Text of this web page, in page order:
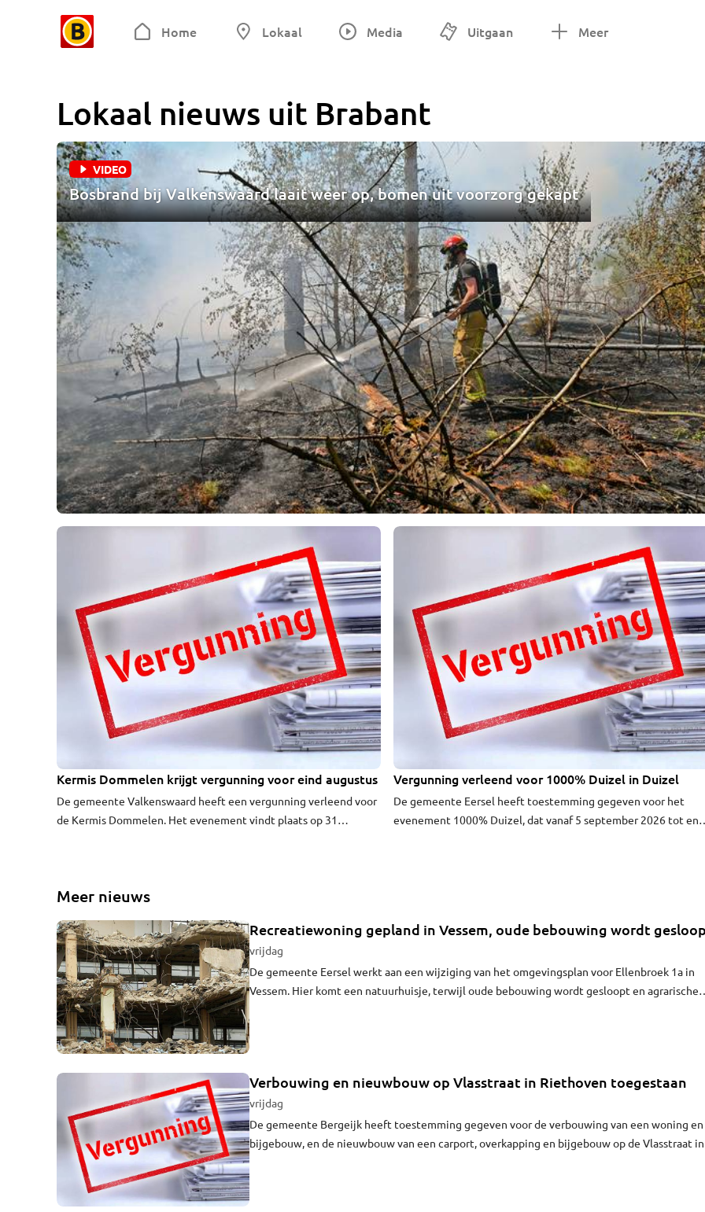
Home Lokaal Media Uitgaan Meer
Lokaal nieuws uit Brabant
VIDEO
Bosbrand bij Valkenswaard laait weer op, bomen uit voorzorg gekapt
Kermis Dommelen krijgt vergunning voor eind augustus
De gemeente Valkenswaard heeft een vergunning verleend voor
de Kermis Dommelen. Het evenement vindt plaats op 31
Vergunning verleend voor 1000% Duizel in Duizel
De gemeente Eersel heeft toestemming gegeven voor het
evenement 1000% Duizel, dat vanaf 5 september 2026 tot en
Meer nieuws
Recreatiewoning gepland in Vessem, oude bebouwing wordt
vrijdag
De gemeente Eersel werkt aan een wijziging van het omgevingsplan voor Ellenbroek 1a in
Vessem. Hier komt een natuurhuisje, terwijl oude bebouwing wordt gesloopt en agrarische
Verbouwing en nieuwbouw op Vlasstraat in Riethoven toegestaan
vrijdag
De gemeente Bergeijk heeft toestemming gegeven voor de verbouwing van een woning en
bijgebouw, en de nieuwbouw van een carport, overkapping en bijgebouw op de Vlasstraat in